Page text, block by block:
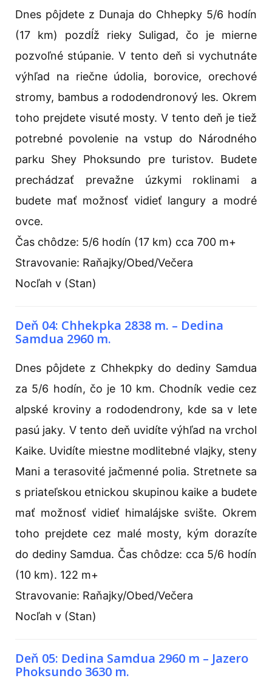
Dnes pôjdete z Dunaja do Chhepky 5/6 hodín
(17 km) pozdĺž rieky Suligad, čo je mierne
pozvoľné stúpanie. V tento deň si vychutnáte
výhľad na riečne údolia, borovice, orechové
stromy, bambus a rododendronový les. Okrem
toho prejdete visuté mosty. V tento deň je tiež
potrebné povolenie na vstup do Národného
parku Shey Phoksundo pre turistov. Budete
prechádzať prevažne úzkymi roklinami a
budete mať možnosť vidieť langury a modré
ovce.
Čas chôdze: 5/6 hodín (17 km) cca 700 m+
Stravovanie: Raňajky/Obed/Večera
Nocľah v (Stan)
Deň 04: Chhekpka 2838 m. – Dedina
Samdua 2960 m.
Dnes pôjdete z Chhekpky do dediny Samdua
za 5/6 hodín, čo je 10 km. Chodník vedie cez
alpské kroviny a rododendrony, kde sa v lete
pasú jaky. V tento deň uvidíte výhľad na vrchol
Kaike. Uvidíte miestne modlitebné vlajky, steny
Mani a terasovité jačmenné polia. Stretnete sa
s priateľskou etnickou skupinou kaike a budete
mať možnosť vidieť himalájske svište. Okrem
toho prejdete cez malé mosty, kým dorazíte
do dediny Samdua. Čas chôdze: cca 5/6 hodín
(10 km). 122 m+
Stravovanie: Raňajky/Obed/Večera
Nocľah v (Stan)
Deň 05: Dedina Samdua 2960 m – Jazero
Phoksundo 3630 m.